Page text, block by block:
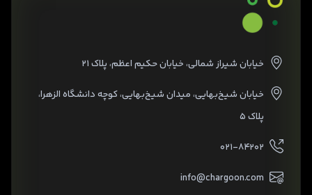
خیابان شیراز شمالی، خیابان حکیم اعظم، پلاک ۲۱
خیابان شیخ‌بهایی، میدان شیخ‌بهایی، کوچه دانشگاه الزهرا،
پلاک ۵
۰۲۱-۸۴۲۰۲
info@chargoon.com